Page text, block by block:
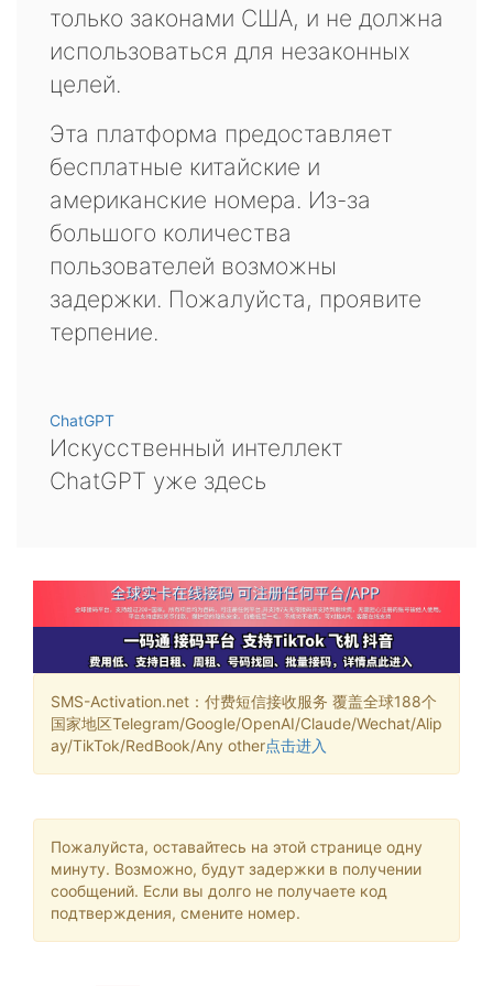
только законами США, и не должна
использоваться для незаконных
целей.
Эта платформа предоставляет
бесплатные китайские и
американские номера. Из-за
большого количества
пользователей возможны
задержки. Пожалуйста, проявите
терпение.
ChatGPT
Искусственный интеллект
ChatGPT уже здесь
SMS-Activation.net：付费短信接收服务 覆盖全球188个
国家地区Telegram/Google/OpenAI/Claude/Wechat/Alip
ay/TikTok/RedBook/Any other点击进入
Пожалуйста, оставайтесь на этой странице одну
минуту. Возможно, будут задержки в получении
сообщений. Если вы долго не получаете код
подтверждения, смените номер.